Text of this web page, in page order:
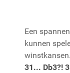
Een
kunnen
winstkansen.
31... Db3?!